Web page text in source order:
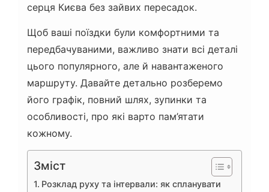
серця Києва без зайвих пересадок.
Щоб ваші поїздки були комфортними та
передбачуваними, важливо знати всі деталі
цього популярного, але й навантаженого
маршруту. Давайте детально розберемо
його графік, повний шлях, зупинки та
особливості, про які варто пам’ятати
кожному.
Зміст
Розклад руху та інтервали: як спланувати